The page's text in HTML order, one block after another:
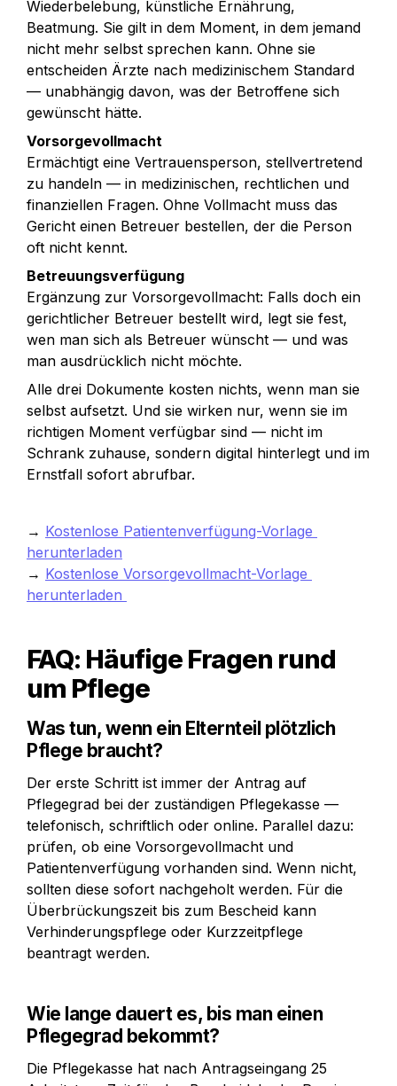
Wiederbelebung, künstliche Ernährung,
Beatmung. Sie gilt in dem Moment, in dem jemand
nicht mehr selbst sprechen kann. Ohne sie
entscheiden Ärzte nach medizinischem Standard
— unabhängig davon, was der Betroffene sich
gewünscht hätte.
Vorsorgevollmacht
Ermächtigt eine Vertrauensperson, stellvertretend
zu handeln — in medizinischen, rechtlichen und
finanziellen Fragen. Ohne Vollmacht muss das
Gericht einen Betreuer bestellen, der die Person
oft nicht kennt.
Betreuungsverfügung
Ergänzung zur Vorsorgevollmacht: Falls doch ein
gerichtlicher Betreuer bestellt wird, legt sie fest,
wen man sich als Betreuer wünscht — und was
man ausdrücklich nicht möchte.
Alle drei Dokumente kosten nichts, wenn man sie
selbst aufsetzt. Und sie wirken nur, wenn sie im
richtigen Moment verfügbar sind — nicht im
Schrank zuhause, sondern digital hinterlegt und im
Ernstfall sofort abrufbar.
→ Kostenlose Patientenverfügung-Vorlage
herunterladen
→ Kostenlose Vorsorgevollmacht-Vorlage
herunterladen
FAQ: Häufige Fragen rund
um Pflege
Was tun, wenn ein Elternteil plötzlich
Pflege braucht?
Der erste Schritt ist immer der Antrag auf
Pflegegrad bei der zuständigen Pflegekasse —
telefonisch, schriftlich oder online. Parallel dazu:
prüfen, ob eine Vorsorgevollmacht und
Patientenverfügung vorhanden sind. Wenn nicht,
sollten diese sofort nachgeholt werden. Für die
Überbrückungszeit bis zum Bescheid kann
Verhinderungspflege oder Kurzzeitpflege
beantragt werden.
Wie lange dauert es, bis man einen
Pflegegrad bekommt?
Die Pflegekasse hat nach Antragseingang 25